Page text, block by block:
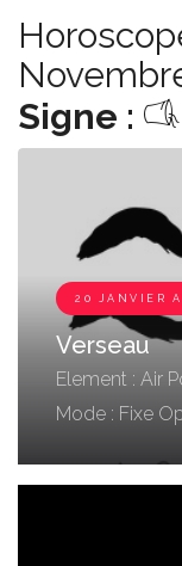
Signe :
20 JANVIER
Verseau
Element : Air
Mode : Fixe